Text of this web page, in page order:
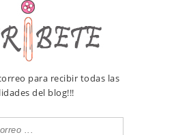
para recibir todas las
del blog!!!